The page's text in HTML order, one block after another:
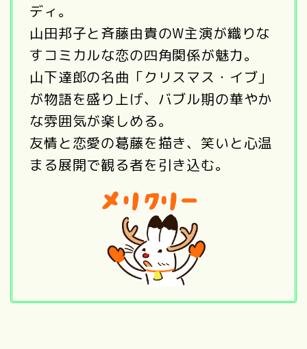
ディ。
山田邦子と斉藤由貴のW主演が織りな
すコミカルな恋の四角関係が魅力。
山下達郎の名曲「クリスマス・イブ」
が物語を盛り上げ、バブル期の華やか
な雰囲気が楽しめる。
友情と恋愛の葛藤を描き、笑いと心温
まる展開で観る者を引き込む。